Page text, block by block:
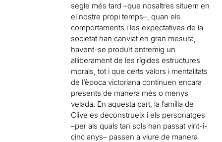
segle més tard –que nosaltres situem en
el nostre propi temps–, quan els
comportaments i les expectatives de la
societat han canviat en gran mesura,
havent-se produït entremig un
alliberament de les rígides estructures
morals, tot i que certs valors i mentalitats
de l’època victoriana continuen encara
presents de manera més o menys
velada. En aquesta part, la família de
Clive es deconstrueix i els personatges
–per als quals tan sols han passat vint-i-
cinc anys– passen a viure de manera